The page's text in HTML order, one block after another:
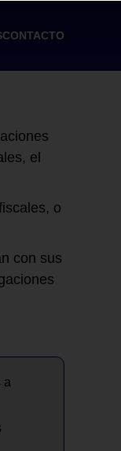
CONTACTO
el
o
con sus
a